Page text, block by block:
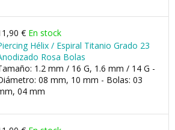
€ En stock
Hélix / Espiral Titanio Grado 23
Rosa Bolas
1.2 mm / 16 G, 1.6 mm / 14 G -
08 mm, 10 mm - Bolas: 03
04 mm